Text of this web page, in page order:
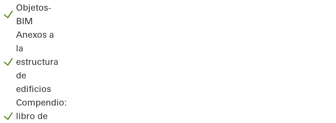
Objetos-
BIM
Anexos a
la
estructura
de
edificios
Compendio:
libro de